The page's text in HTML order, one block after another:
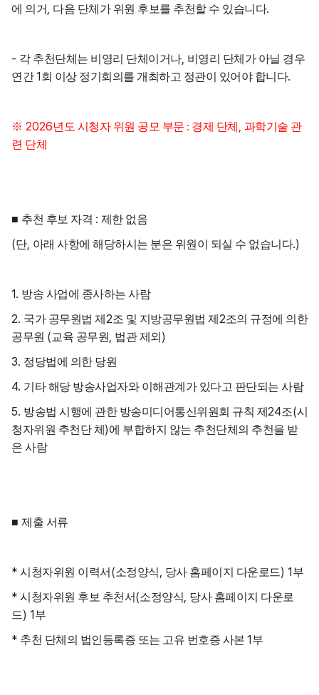
에 의거, 다음 단체가 위원 후보를 추천할 수 있습니다.
- 각 추천단체는 비영리 단체이거나, 비영리 단체가 아닐 경우
연간1회 이상 정기회의를 개최하고 정관이 있어야 합니다.
※ 2026년도 시청자 위원 공모 부문 : 경제 단체 , 과학기술 관
련 단체
■ 추천 후보 자격 : 제한 없음
(단, 아래 사항에 해당하시는 분은 위원이 되실 수 없습니다.)
1. 방송 사업에 종사하는 사람
2. 국가 공무원법 제 2조 및 지방공무원법 제 2조의 규정에 의한
공무원 (교육 공무원, 법관 제외 )
3. 정당법에 의한 당원
4. 기타 해당 방송사업자와 이해관계가 있다고 판단되는 사람
5. 방송법 시행에 관한 방송미디어통신위원회 규칙 제 24조(시
청자위원 추천단 체 )에 부합하지 않는 추천단체의 추천을 받
은 사람
■ 제출 서류
* 시청자위원 이력서 (소정양식, 당사 홈페이지 다운로드) 1부
* 시청자위원 후보 추천서(소정양식, 당사 홈페이지 다운로
드) 1부
* 추천 단체의 법인등록증 또는 고유 번호증 사본 1부